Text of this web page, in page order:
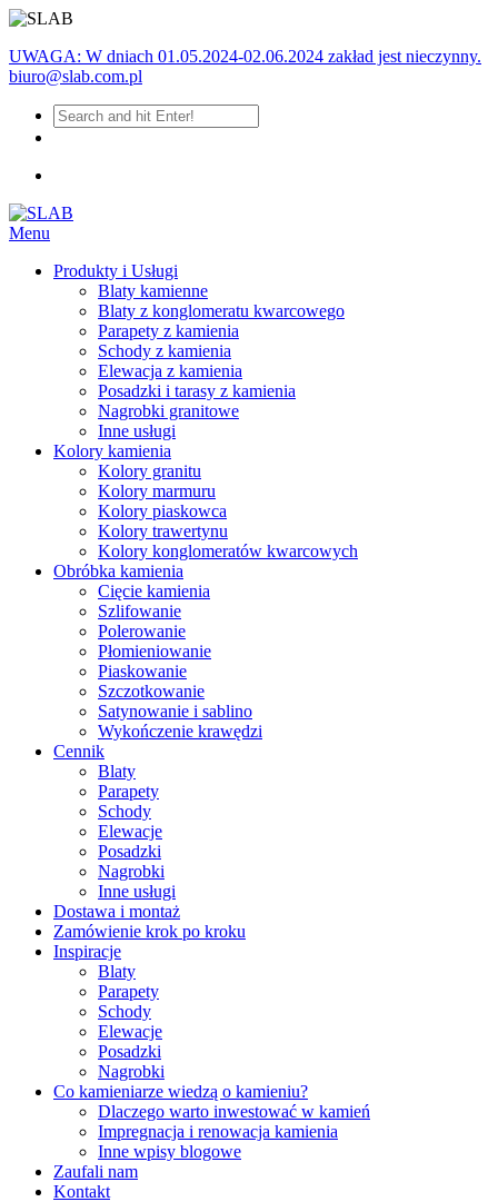
UWAGA: W dniach 01.05.2024-02.06.2024 zakład jest nieczynny.
biuro@slab.com.pl
Menu
Produkty i Usługi
Blaty kamienne
Blaty z konglomeratu kwarcowego
Parapety z kamienia
Schody z kamienia
Elewacja z kamienia
Posadzki i tarasy z kamienia
Nagrobki granitowe
Inne usługi
Kolory kamienia
Kolory granitu
Kolory marmuru
Kolory piaskowca
Kolory trawertynu
Kolory konglomeratów kwarcowych
Obróbka kamienia
Cięcie kamienia
Szlifowanie
Polerowanie
Płomieniowanie
Piaskowanie
Szczotkowanie
Satynowanie i sablino
Wykończenie krawędzi
Cennik
Blaty
Parapety
Schody
Elewacje
Posadzki
Nagrobki
Inne usługi
Dostawa i montaż
Zamówienie krok po kroku
Inspiracje
Blaty
Parapety
Schody
Elewacje
Posadzki
Nagrobki
Co kamieniarze wiedzą o kamieniu?
Dlaczego warto inwestować w kamień
Impregnacja i renowacja kamienia
Inne wpisy blogowe
Zaufali nam
Kontakt